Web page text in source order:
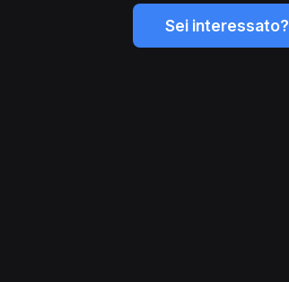
Sei interessato?